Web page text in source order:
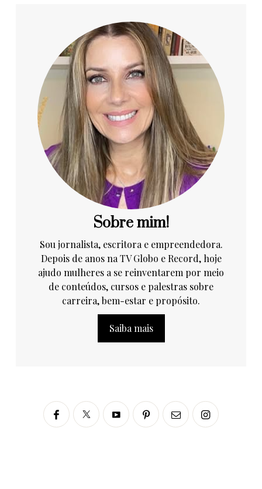
Sobre mim!
Sou jornalista, escritora e empreendedora.
Depois de anos na TV Globo e Record, hoje
ajudo mulheres a se reinventarem por meio
de conteúdos, cursos e palestras sobre
carreira, bem-estar e propósito.
Saiba mais